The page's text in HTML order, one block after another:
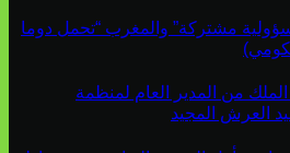
مشتركة” والمغرب “تحمل دوما
الملك من المدير العام لمنظمة
العرش المجيد